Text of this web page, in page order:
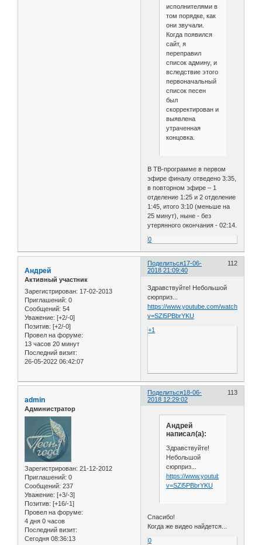
исполнителями в
том порядке, как
они звучали.
Когда появился
сайт, я
переправил
список админу, и
вследствие этого
первоначальный
список песен
был
скорректирован и
выявлена
утраченная
концовка.
В ТВ-программе в первом
эфире финалу отведено 3:35,
в повторном эфире – 1
отделение 1:25 и 2 отделение
1:45, итого 3:10 (меньше на
25 минут), ныне - без
утерянного окончания - 02:14.
0
Поделиться 112
17-06-
2018 21:09:40
Андрей
Активный участник
Зарегистрирован: 17-02-2013
Приглашений: 0
Сообщений: 54
Уважение: [+2/-0]
Позитив: [+2/-0]
Провел на форуме:
13 часов 20 минут
Последний визит:
26-05-2022 06:42:07
Здравствуйте! Небольшой
сюрприз...
https://www.youtube.com/watch?
v=SZl5PBbrYKU
+1
Поделиться 113
18-06-
2018 12:29:02
admin
Администратор
Зарегистрирован: 21-12-2012
Приглашений: 0
Сообщений: 237
Уважение: [+3/-3]
Позитив: [+16/-1]
Провел на форуме:
4 дня 0 часов
Последний визит:
Сегодня 08:36:13
Андрей
написал(а):
Здравствуйте!
Небольшой
сюрприз...
https://www.youtube.com/watch?
v=SZl5PBbrYKU
Спасибо!
Когда же видео найдется...
0